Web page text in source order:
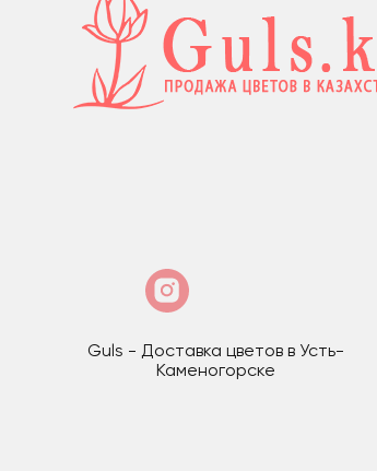
Guls - Доставка цветов в Усть-
Каменогорске